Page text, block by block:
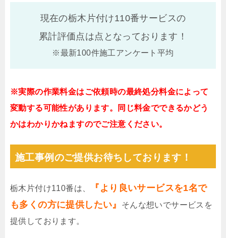
現在の栃木片付け110番サービスの
累計評価点は点となっております！
※最新100件施工アンケート平均
※実際の作業料金はご依頼時の最終処分料金によって
変動する可能性があります。同じ料金でできるかどう
かはわかりかねますのでご注意ください。
施工事例のご提供お待ちしております！
栃木片付け110番は、
『より良いサービスを1名で
も多くの方に提供したい』
そんな想いでサービスを
提供しております。